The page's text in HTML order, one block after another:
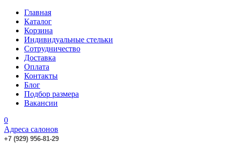
Главная
Каталог
Корзина
Индивидуальные стельки
Сотрудничество
Доставка
Оплата
Контакты
Блог
Подбор размера
Вакансии
0
Адреса салонов
+7 (929) 956-81-29